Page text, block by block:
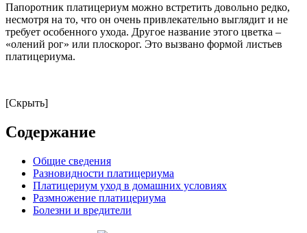
Папоротник платицериум можно встретить довольно редко,
несмотря на то, что он очень привлекательно выглядит и не
требует особенного ухода. Другое название этого цветка –
«олений рог» или плоскорог. Это вызвано формой листьев
платицериума.
[Скрыть]
Содержание
Общие сведения
Разновидности платицериума
Платицериум уход в домашних условиях
Размножение платицериума
Болезни и вредители